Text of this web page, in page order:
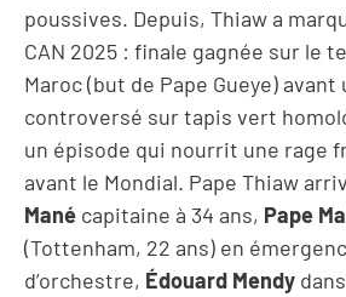
poussives. Depuis, Thiaw a
CAN 2025 : finale gagnée sur le
Maroc (but de Pape Gueye)
controversé sur tapis vert
un épisode qui nourrit une rage
avant le Mondial. Pape Thiaw
Mané capitaine à 34 ans, Pape
(Tottenham, 22 ans) en
d’orchestre, Édouard Mendy